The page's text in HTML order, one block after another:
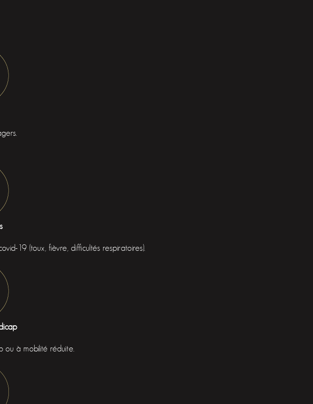
19 (toux, fièvre, difficultés respiratoires).
à mobilité réduite.